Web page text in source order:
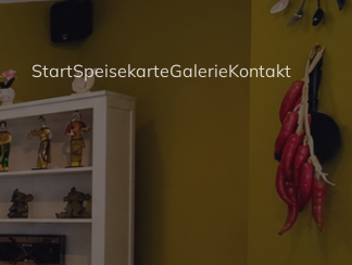
StartSpeisekarteGalerieKontakt